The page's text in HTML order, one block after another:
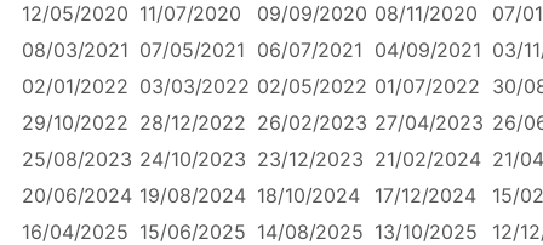
12/05/2020 11/07/2020 09/09/2020 08/11/2020
07/
08/03/2021 07/05/2021 06/07/2021 04/09/2021 03/
02/01/2022 03/03/2022 02/05/2022 01/07/2022 30/
29/10/2022 28/12/2022 26/02/2023 27/04/2023 26/
25/08/2023 24/10/2023 23/12/2023 21/02/2024 21/
20/06/2024 19/08/2024 18/10/2024 17/12/2024
15/
16/04/2025 15/06/2025 14/08/2025 13/10/2025
12/